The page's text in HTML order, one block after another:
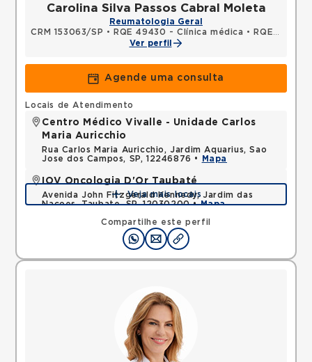
Carolina Silva Passos Cabral Moleta
Reumatologia Geral
CRM 153063/SP • RQE 49430 - Clínica médica •
RQE 64457 - Reumatologia
Ver perfil
Agende uma consulta
Compartilhe este perfil
Locais de Atendimento
Centro Médico Vivalle - Unidade Carlos
Maria Auricchio
Rua Carlos Maria Auricchio, Jardim Aquarius, Sao
Jose dos Campos, SP, 12246876 •
Mapa
IOV Oncologia D'Or Taubaté
Avenida John Fitzgerald Kennedy, Jardim das
Nacoes, Taubate, SP, 12030200 •Mapa
Veja mais locais